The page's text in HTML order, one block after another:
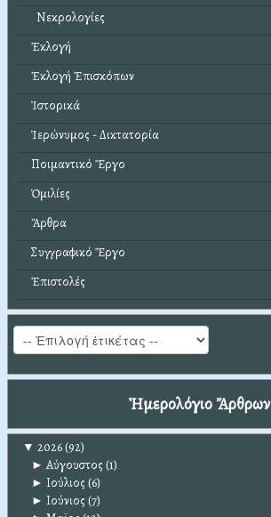
Νεκρολογίες
Ἐκλογή
Ἐκλογή Ἐπισκόπων
Ἱστορικά
Ἱερώνυμος - Δικτατορία
Ποιμαντικό Ἔργο
Ὁμιλίες
Ἄρθρα
Συγγραφικό Ἔργο
Ἐπιστολές
Ἡμερολόγιο Ἄρθρων
▼ 2026(92)
► Αύγουστος (1)
► Ιούλιος (6)
► Ιούνιος (7)